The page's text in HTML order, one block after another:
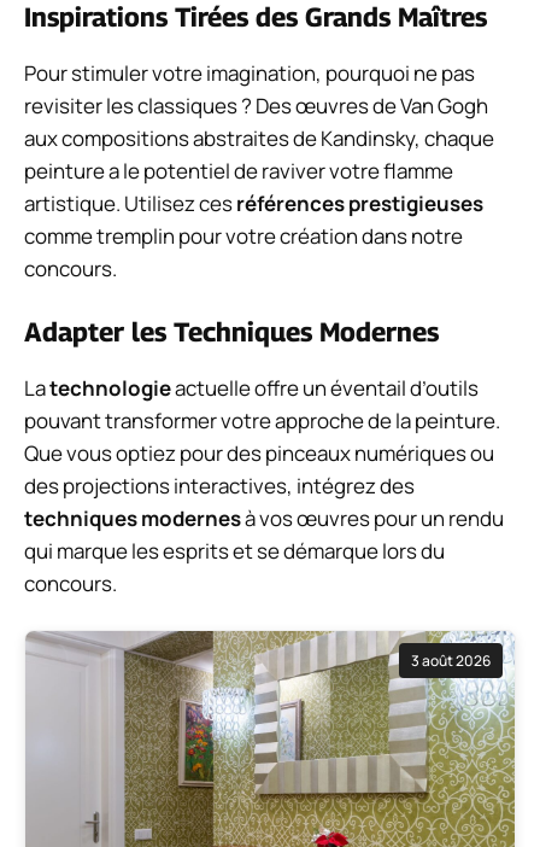
Inspirations Tirées des Grands Maîtres
Pour stimuler votre imagination, pourquoi ne pas
revisiter les classiques ? Des œuvres de Van Gogh
aux compositions abstraites de Kandinsky, chaque
peinture a le potentiel de raviver votre flamme
artistique. Utilisez cesréférences prestigieuses
comme tremplin pour votre création dans notre
concours.
Adapter les Techniques Modernes
Latechnologieactuelle offre un éventail d’outils
pouvant transformer votre approche de la peinture.
Que vous optiez pour des pinceaux numériques ou
des projections interactives, intégrez des
techniques modernesà vos œuvres pour un rendu
qui marque les esprits et se démarque lors du
concours.
3 août 2026